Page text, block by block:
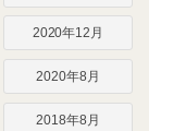
2020年12月
2020年8月
2018年8月